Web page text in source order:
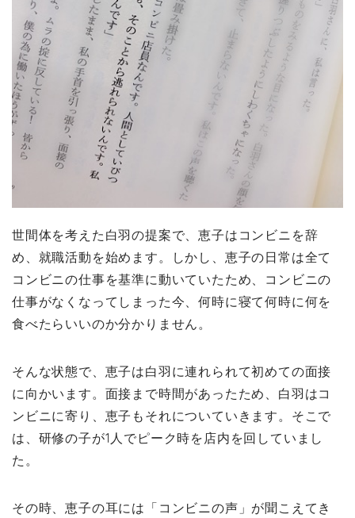
世間体を考えた白羽の提案で、恵子はコンビニを辞
め、就職活動を始めます。しかし、恵子の日常は全て
コンビニの仕事を基準に動いていたため、コンビニの
仕事がなくなってしまった今、何時に寝て何時に何を
食べたらいいのか分かりません。
そんな状態で、恵子は白羽に連れられて初めての面接
に向かいます。面接まで時間があったため、白羽はコ
ンビニに寄り、恵子もそれについていきます。そこで
は、研修の子が1人でピーク時を店内を回していまし
た。
その時、恵子の耳には「コンビニの声」が聞こえてき